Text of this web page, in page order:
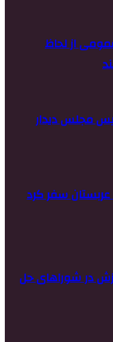
از لحاظ
مجلس دیدار
سفر کرد
در شوراهای حل